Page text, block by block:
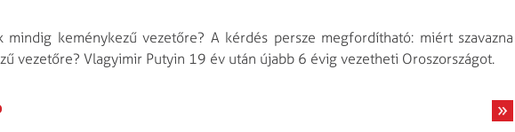
mindig keménykezű vezetőre? A kérdés persze megfordítható: miért szavazna
vezetőre? Vlagyimir Putyin 19 év után újabb 6 évig vezetheti Oroszországot.